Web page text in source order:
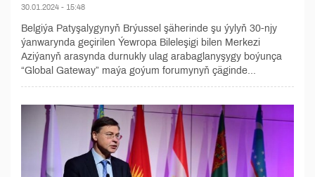
30.01.2024 - 15:48
Belgiýa Patyşalygynyň Brýussel şäherinde şu ýylyň 30-njy
ýanwarynda geçirilen Ýewropa Bileleşigi bilen Merkezi
Aziýanyň arasynda durnukly ulag arabaglanyşygy boýunça
“Global Gateway” maýa goýum forumynyň çäginde...